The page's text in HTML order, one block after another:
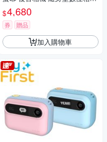
+ 64G記憶卡組
$4,680
券 贈品
加入購物車